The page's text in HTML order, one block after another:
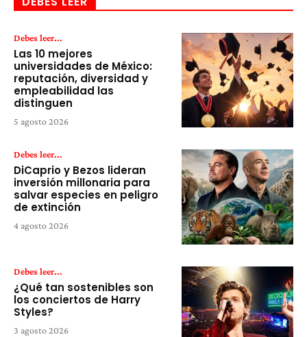
Debes leer...
Las 10 mejores
universidades de México:
reputación, diversidad y
empleabilidad las
distinguen
5 agosto 2026
Debes leer...
DiCaprio y Bezos lideran
inversión millonaria para
salvar especies en peligro
de extinción
4 agosto 2026
Debes leer...
¿Qué tan sostenibles son
los conciertos de Harry
Styles?
3 agosto 2026